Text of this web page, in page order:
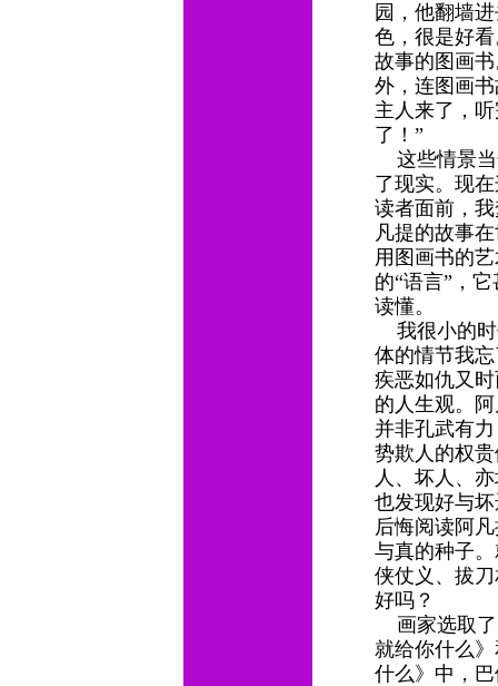
园，他翻墙
色，很是好
故事的图画
外，连图画
主人来了，
了！”
这些情景当
了现实。现
读者面前，
凡提的故事
用图画书的
的“语言”，
读懂。
我很小的时
体的情节我
疾恶如仇又
的人生观。
并非孔武有
势欺人的权
人、坏人、
也发现好与
后悔阅读阿
与真的种子
侠仗义、拔
好吗？
画家选取了
就给你什么
什么》中，